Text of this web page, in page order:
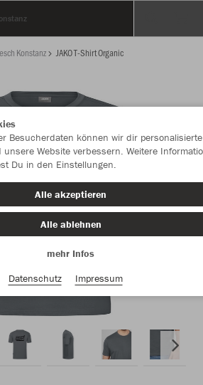
Konstanz JAKO T-Shirt Organic
Besucherdaten können wir dir personalisierte
Website verbessern. Weitere
Du in den Einstellungen.
Alle akzeptieren
Alle ablehnen
mehr Infos
Datenschutz
Impressum